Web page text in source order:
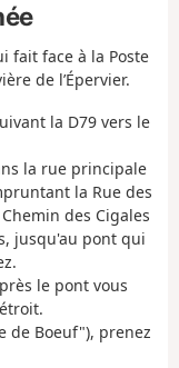
fait face à la Poste
de l’Épervier.
la D79 vers le
la rue principale
la Rue des
des Cigales
jusqu'au pont qui
le pont vous
de Boeuf"), prenez